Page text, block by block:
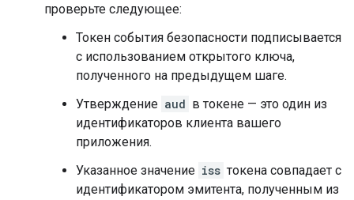
проверьте следующее:
Токен события безопасности подписывается
с использованием открытого ключа,
полученного на предыдущем шаге.
Утверждение aud в токене — это один из
идентификаторов клиента вашего
приложения.
Указанное значение iss токена совпадает с
идентификатором эмитента, полученным из